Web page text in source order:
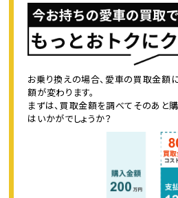
お乗り換えの場合、愛車の買取金額
額が変わります。
まずは、買取金額を調べてそのあと
はいかがでしょうか？